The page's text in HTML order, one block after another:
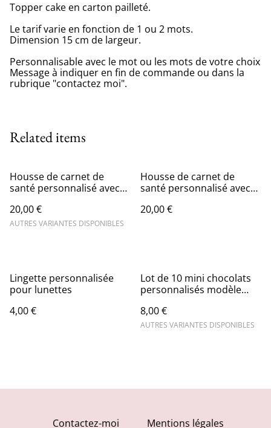
Topper cake en carton pailleté.
Le tarif varie en fonction de 1 ou 2 mots.
Dimension 15 cm de largeur.
Personnalisable avec le mot ou les mots de votre choix
Message à indiquer en fin de commande ou dans la
rubrique "contactez moi".
Related items
Housse de carnet de
santé personnalisé avec
tons
20,00 €
AUTRES VARIANTES DISPONIBLES
Housse de carnet de
santé personnalisé avec
20,00 €
Lingette personnalisée
pour lunettes
4,00 €
Lot de 10 mini chocolats
personnalisés modèle
8,00 €
AUTRES VARIANTES DISPONIBLES
Contactez-moi Mentions légales